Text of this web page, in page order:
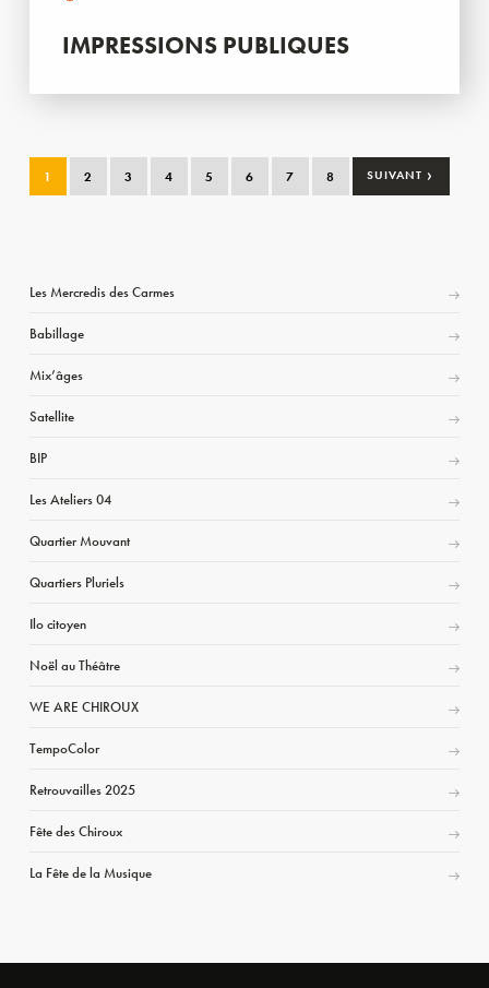
IMPRESSIONS PUBLIQUES
1 2 3 4 5 6 7 8 SUIVANT ›
Les Mercredis des Carmes
Babillage
Mix’âges
Satellite
BIP
Les Ateliers 04
Quartier Mouvant
Quartiers Pluriels
Ilo citoyen
Noël au Théâtre
WE ARE CHIROUX
TempoColor
Retrouvailles 2025
Fête des Chiroux
La Fête de la Musique